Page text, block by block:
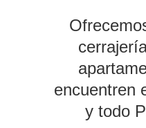
encuentren
y todo